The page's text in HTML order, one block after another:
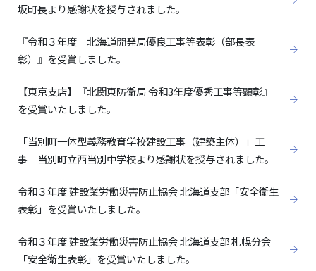
坂町長より感謝状を授与されました。
『令和３年度 北海道開発局優良工事等表彰（部長表
彰）』を受賞しました。
【東京支店】『北関東防衛局 令和3年度優秀工事等顕彰』
を受賞いたしました。
「当別町一体型義務教育学校建設工事（建築主体）」工
事 当別町立西当別中学校より感謝状を授与されました。
令和３年度 建設業労働災害防止協会 北海道支部「安全衛生
表彰」を受賞いたしました。
令和３年度 建設業労働災害防止協会 北海道支部 札幌分会
「安全衛生表彰」を受賞いたしました。